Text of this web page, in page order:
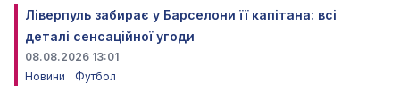
Ліверпуль забирає у Барселони її капітана: всі
деталі сенсаційної угоди
08.08.2026 13:01
Новини
Футбол